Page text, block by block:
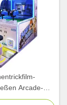
Arcade-
Münze für